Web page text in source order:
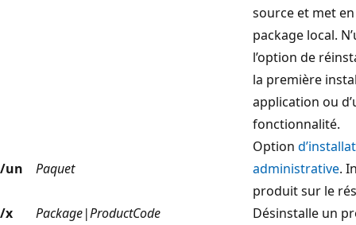
source et met
package local.
l’option de
la première
application ou
fonctionnalité.
/un Paquet
Option
administrative.
produit sur le
/x
Package|ProductCode Désinstalle un